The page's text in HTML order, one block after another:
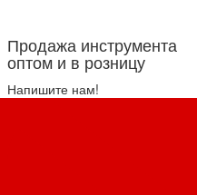
Продажа инструмента
оптом и в розницу
Напишите нам!